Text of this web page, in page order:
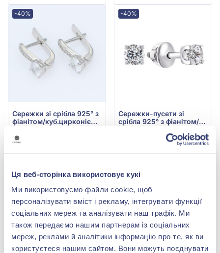
Ця веб-сторінка використовує кукі
Ми використовуємо файли cookie, щоб
персоналізувати вміст і рекламу, інтегрувати функції
соціальних мереж та аналізувати наш трафік. Ми
також передаємо нашим партнерам із соціальних
мереж, реклами й аналітики інформацію про те, як ви
користуєтеся нашим сайтом. Вони можуть поєднувати
-40%
Сережки зі срібла 925° з
фіанітом/куб.цирконієм,
1 834,80 грн
Купити
-40%
Сережки-пусети зі
срібла 925° з фіанітом/
Купити
-40%